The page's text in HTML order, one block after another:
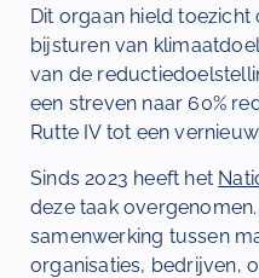
Dit orgaan hield
bijsturen van
van de
een streven naar 60%
Rutte IV tot een
Sinds 2023 heeft het
deze taak
samenwerking tussen
organisaties, bedrijven,